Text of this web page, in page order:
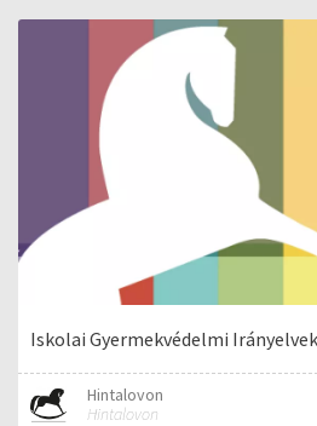
Iskolai Gyermekvédelmi
Hintalovon
Hintalovon